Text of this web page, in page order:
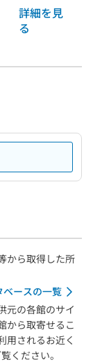
詳細を見
る
から取得した所
ースの一覧
元の各館のサイ
から取寄せるこ
用されるお近く
ください。